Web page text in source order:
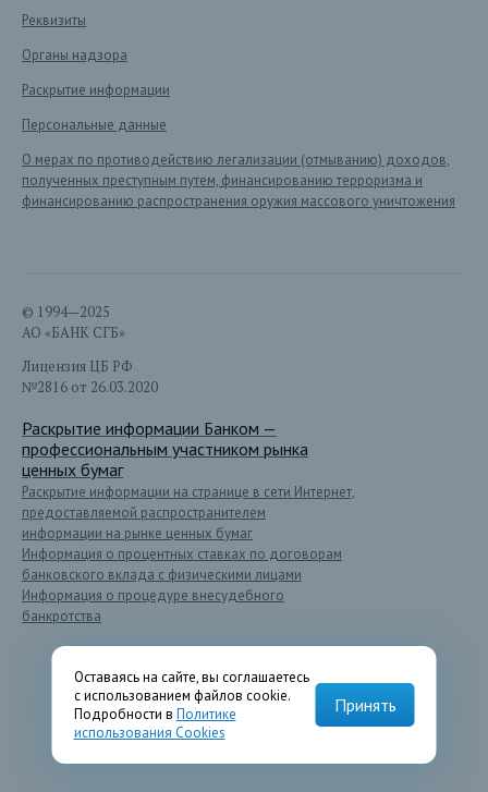
Реквизиты
Органы надзора
Раскрытие информации
Персональные данные
О мерах по противодействию легализации (отмыванию) доходов,
полученных преступным путем, финансированию терроризма и
финансированию распространения оружия массового уничтожения
© 1994—2025
АО «БАНК СГБ»
Лицензия ЦБ РФ
№2816 от 26.03.2020
Раскрытие информации Банком —
профессиональным участником рынка
ценных бумаг
Раскрытие информации на странице в сети Интернет,
предоставляемой распространителем
информации на рынке ценных бумаг
Информация о процентных ставках по договорам
банковского вклада с физическими лицами
Информация о процедуре внесудебного
банкротства
Оставаясь на сайте, вы соглашаетесь
с использованием файлов cookie.
Подробности в Политике
использования Cookies
Принять